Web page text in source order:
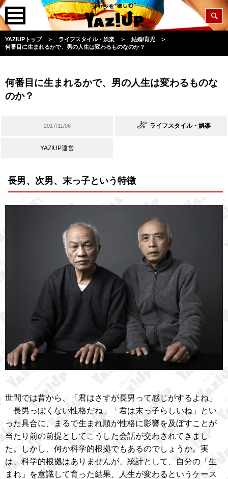
YAZIUPトップ ＞ ライフスタイル・娯楽 ＞ 結婚/育児
＞
何番目に生まれるかで、男の人生は変わるものなのか？
何番目に生まれるかで、男の人生は変わるものな
のか？
2017/11/06 ライフスタイル・娯楽
YAZIUP運営
長男、次男、末っ子という特徴
世間では昔から、「君はさすが長男って感じがするよね」
「長男っぽくない性格だね」「君は末っ子らしいね」とい
った具合に、まるで生まれ順が性格に影響を及ぼすことが
当たり前の前提としてこうした会話が交わされてきまし
た。しかし、何か科学的根拠でもあるのでしょうか。実
は、科学的根拠はありませんが、統計として、自分の「生
まれ」を意識して育った結果、人生が変わるというケース